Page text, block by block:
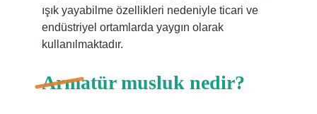
ışık yayabilme özellikleri nedeniyle ticari ve
endüstriyel ortamlarda yaygın olarak
kullanılmaktadır.
Armatür musluk nedir?